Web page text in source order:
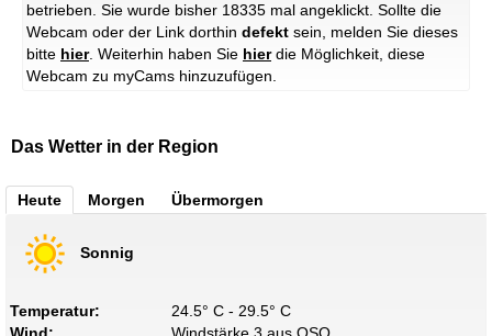
betrieben. Sie wurde bisher 18335 mal angeklickt. Sollte die
Webcam oder der Link dorthin defekt sein, melden Sie dieses
bitte hier. Weiterhin haben Sie hierdie Möglichkeit, diese
Webcam zu myCams hinzuzufügen.
Das Wetter in der Region
Heute Morgen Übermorgen
Sonnig
Temperatur:
24.5° C - 29.5° C